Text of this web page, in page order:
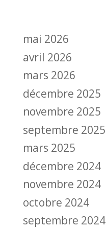
mai 2026
avril 2026
mars 2026
décembre 2025
novembre 2025
septembre 2025
mars 2025
décembre 2024
novembre 2024
octobre 2024
septembre 2024